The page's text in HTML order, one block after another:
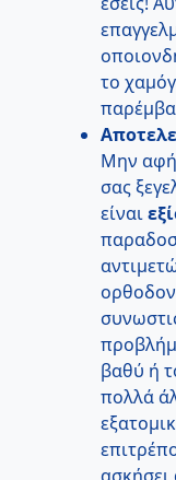
το
Μην
σας
είναι
βαθύ ή
πολλά
ασκήσει